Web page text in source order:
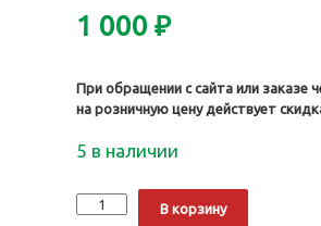
1 000 ₽
При обращении с сайта или заказе
на розничную цену действует
5 в наличии
Количество
Направляющие
В корзину